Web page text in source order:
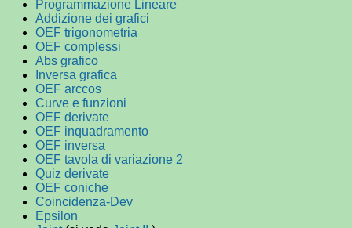
Programmazione Lineare
Addizione dei grafici
OEF trigonometria
OEF complessi
Abs grafico
Inversa grafica
OEF arccos
Curve e funzioni
OEF derivate
OEF inquadramento
OEF inversa
OEF tavola di variazione 2
Quiz derivate
OEF coniche
Coincidenza-Dev
Epsilon